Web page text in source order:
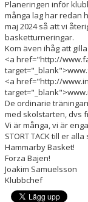
Planeringen inför
många lag har redan
maj 2024 så att vi
basketturneringar.
Kom även ihåg att
<a href="http://
<a href="http://
De ordinarie
med skolstarten, dvs
Vi är många, vi är
STORT TACK till er
Hammarby Basket!
Forza Bajen!
Joakim Samuelsson
Klubbchef